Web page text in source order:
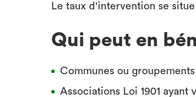
Le taux d'intervention se
Qui peut en
Communes ou
Associations Loi 1901